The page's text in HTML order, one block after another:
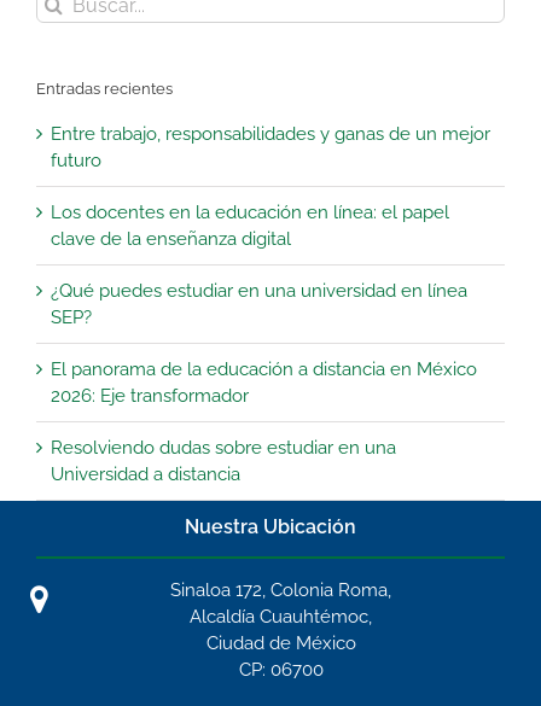
Entradas recientes
Entre trabajo, responsabilidades y ganas de un mejor
futuro
Los docentes en la educación en línea: el papel
clave de la enseñanza digital
¿Qué puedes estudiar en una universidad en línea
SEP?
El panorama de la educación a distancia en México
2026: Eje transformador
Resolviendo dudas sobre estudiar en una
Universidad a distancia
Nuestra Ubicación
Sinaloa 172, Colonia Roma,
Alcaldía Cuauhtémoc,
Ciudad de México
CP: 06700